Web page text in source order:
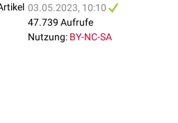
03.05.2023, 10:10
47.739 Aufrufe
Nutzung: BY-NC-SA